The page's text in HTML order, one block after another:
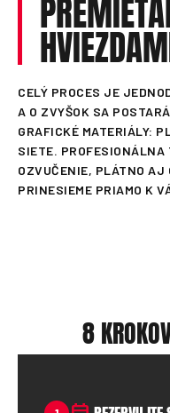
CELÝ PROCES JE
A O ZVYŠOK SA
GRAFICKÉ MATERIÁLY:
SIETE.
OZVUČENIE, PLÁTNO AJ
PRINESIEME PRIAMO K
8